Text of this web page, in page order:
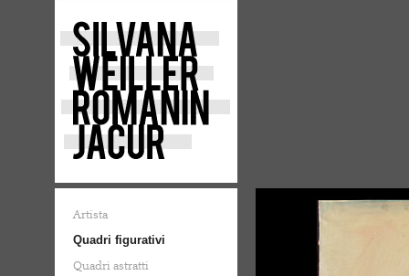
Artista
Quadri figurativi
Quadri astratti